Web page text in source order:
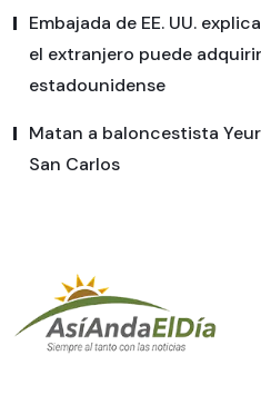
Embajada de EE. UU.
el extranjero puede
estadounidense
Matan a baloncestista
San Carlos